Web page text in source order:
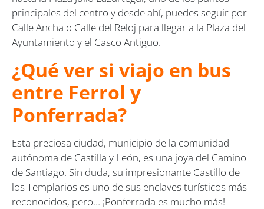
principales del centro y desde ahí, puedes seguir por
Calle Ancha o Calle del Reloj para llegar a la Plaza del
Ayuntamiento y el Casco Antiguo.
¿Qué ver si viajo en bus
entre Ferrol y
Ponferrada?
Esta preciosa ciudad, municipio de la comunidad
autónoma de Castilla y León, es una joya del Camino
de Santiago. Sin duda, su impresionante Castillo de
los Templarios es uno de sus enclaves turísticos más
reconocidos, pero… ¡Ponferrada es mucho más!